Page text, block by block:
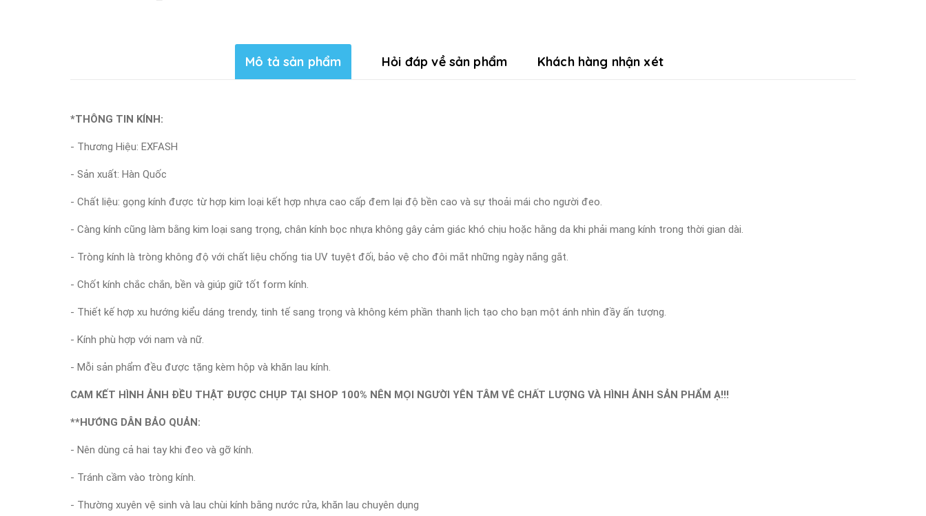
Mô tả sản phẩm Hỏi đáp về sản phẩm Khách hàng nhận xét
*THÔNG TIN KÍNH:
- Thương Hiệu: EXFASH
- Sản xuất: Hàn Quốc
- Chất liệu: gọng kính được từ hợp kim loại kết hợp nhựa cao cấp đem lại độ bền cao và sự thoải mái cho người đeo.
- Càng kính cũng làm bằng kim loại sang trọng, chân kính bọc nhựa không gây cảm giác khó chịu hoặc hằng da khi phải mang kính trong thời gian dài.
- Tròng kính là tròng không độ với chất liệu chống tia UV tuyệt đối, bảo vệ cho đôi mắt những ngày nắng gắt.
- Chốt kính chắc chắn, bền và giúp giữ tốt form kính.
- Thiết kế hợp xu hướng kiểu dáng trendy, tinh tế sang trọng và không kém phần thanh lịch tạo cho bạn một ánh nhìn đầy ấn tượng.
- Kính phù hợp với nam và nữ.
- Mỗi sản phẩm đều được tặng kèm hộp và khăn lau kính.
CAM KẾT HÌNH ẢNH ĐỀU THẬT ĐƯỢC CHỤP TẠI SHOP 100% NÊN MỌI NGƯỜI YÊN TÂM VÊ CHẤT LƯỢNG VÀ HÌNH ẢNH SẢN PHẨM Ạ!!!
**HƯỚNG DẪN BẢO QUẢN:
- Nên dùng cả hai tay khi đeo và gỡ kính.
- Tránh cầm vào tròng kính.
- Thường xuyên vệ sinh và lau chùi kính bằng nước rửa, khăn lau chuyên dụng